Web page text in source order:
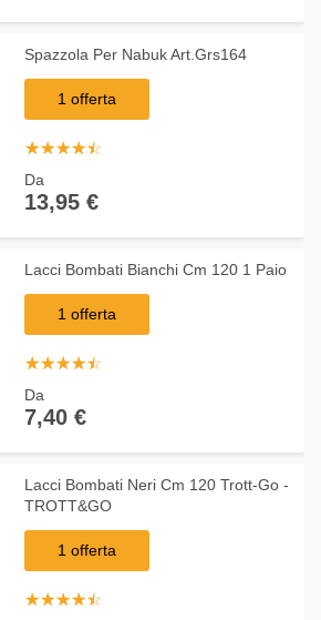
Spazzola Per Nabuk Art.Grs164
1 offerta
☆☆☆☆☆
★★★★★
Da
13,95 €
Lacci Bombati Bianchi Cm 120 1 Paio
1 offerta
☆☆☆☆☆
★★★★★
Da
7,40 €
Lacci Bombati Neri Cm 120 Trott-Go -
TROTT&GO
1 offerta
☆☆☆☆☆
★★★★★